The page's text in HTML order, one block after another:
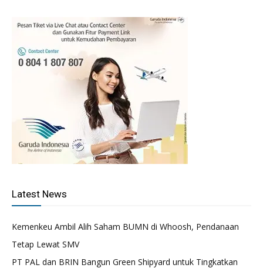
Latest News
Kemenkeu Ambil Alih Saham BUMN di Whoosh, Pendanaan
Tetap Lewat SMV
PT PAL dan BRIN Bangun Green Shipyard untuk Tingkatkan